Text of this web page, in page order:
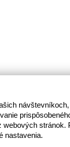
webových stránok.
nastavenia.